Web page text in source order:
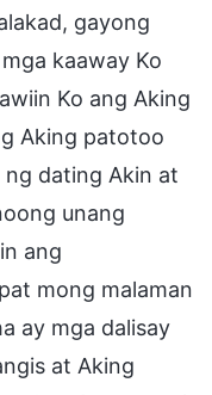
gayong
kaaway Ko
Ko ang Aking
Aking patotoo
ng dating Akin at
unang
ang
mong malaman
ay mga dalisay
at Aking